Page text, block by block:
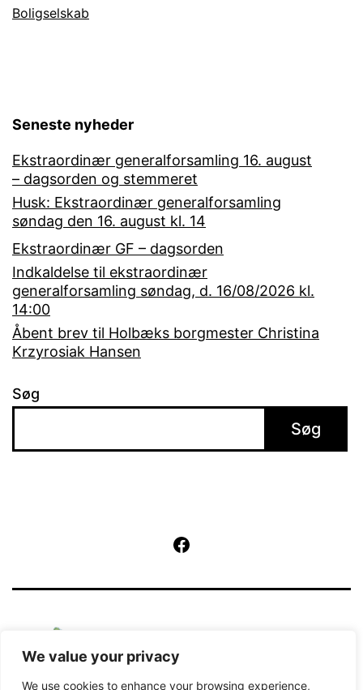
We value your privacy
We use cookies to enhance your browsing experience,
er
afgørende
Boligselskab
Seneste nyheder
Ekstraordinær generalforsamling 16. august
– dagsorden og stemmeret
Husk: Ekstraordinær generalforsamling
søndag den 16. august kl. 14
Ekstraordinær GF – dagsorden
Indkaldelse til ekstraordinær
generalforsamling søndag, d. 16/08/2026 kl.
14:00
Åbent brev til Holbæks borgmester Christina
Krzyrosiak Hansen
Søg
Søg